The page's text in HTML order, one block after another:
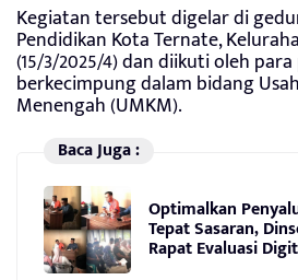
Kegiatan tersebut digelar di
Pendidikan Kota Ternate,
(15/3/2025/4) dan diikuti oleh
berkecimpung dalam bidang
Menengah (UMKM).
Baca Juga :
Optimalkan
Tepat Sasaran,
Rapat Evaluasi